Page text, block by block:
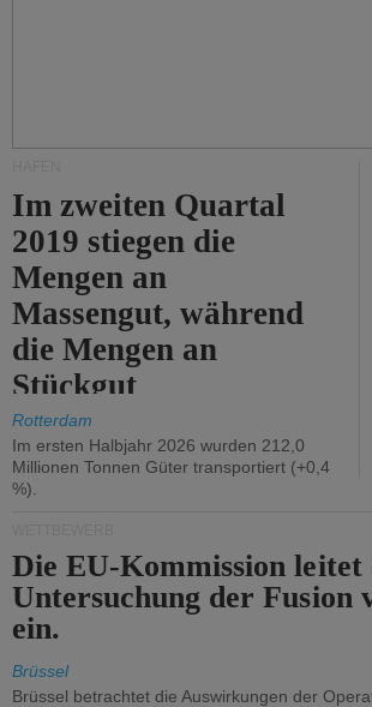
Im zweiten Quartal
2019 stiegen die
Mengen an
Massengut, während
die Mengen an
Stückgut
zurückgingen.
Rotterdam
Im ersten Halbjahr 2026 wurden 212,0
Millionen Tonnen Güter transportiert (+0,4
%).
Die EU-Kommission leitet
Untersuchung der Fusion
ein.
Brüssel
Brüssel betrachtet die Auswirkungen der